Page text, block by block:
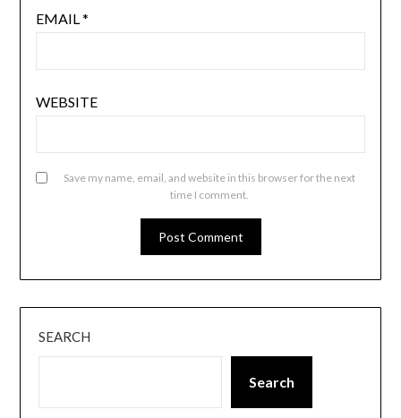
EMAIL*
WEBSITE
Save my name, email, and website in this browser for the next
time I comment.
SEARCH
Search